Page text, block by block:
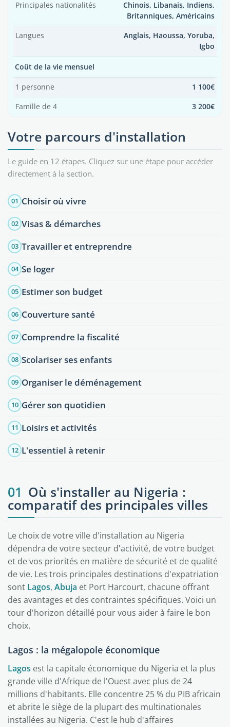
Principales nationalités
Chinois, Libanais, Indiens,
Britanniques, Américains
Langues
Anglais, Haoussa, Yoruba,
Igbo
Coût de la vie mensuel
1 personne 1 100€
Famille de 4 3 200€
Votre parcours d'installation
Le guide en 12 étapes. Cliquez sur une étape pour accéder
directement à la section.
01 Choisir où vivre
02 Visas & démarches
03 Travailler et entreprendre
04 Se loger
05 Estimer son budget
06 Couverture santé
07 Comprendre la fiscalité
08 Scolariser ses enfants
09 Organiser le déménagement
10 Gérer son quotidien
11 Loisirs et activités
12 L'essentiel à retenir
01 Où s'installer au Nigeria :
comparatif des principales villes
Le choix de votre ville d'installation au Nigeria
dépendra de votre secteur d'activité, de votre budget
et de vos priorités en matière de sécurité et de qualité
de vie. Les trois principales destinations d'expatriation
sont Lagos, Abuja et Port Harcourt, chacune offrant
des avantages et des contraintes spécifiques. Voici un
tour d'horizon détaillé pour vous aider à faire le bon
choix.
Lagos : la mégalopole économique
Lagos est la capitale économique du Nigeria et la plus
grande ville d'Afrique de l'Ouest avec plus de 24
millions d'habitants. Elle concentre 25 % du PIB africain
et abrite le siège de la plupart des multinationales
installées au Nigeria. C'est le hub d'affaires